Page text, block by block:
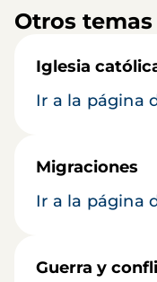
Otros
Iglesia
Ir a la página
Migraciones
Ir a la página
Guerra y